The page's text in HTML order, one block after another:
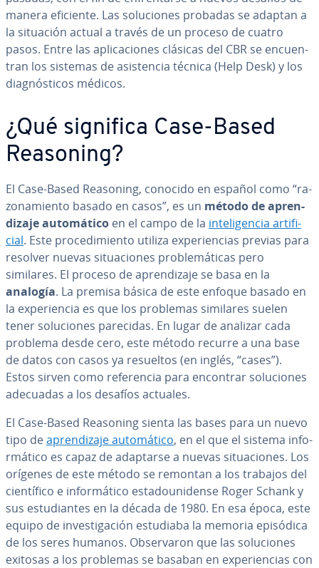
manera eficiente. Las so­lu­cio­nes probadas se adaptan a
la situación actual a través de un proceso de cuatro
pasos. Entre las apli­ca­cio­nes clásicas del CBR se en­cue­n­
tran los sistemas de asi­s­te­n­cia técnica (Help Desk) y los
dia­g­nó­s­ti­cos médicos.
¿Qué significa Case-Based
Reasoning?
El Case-Based Reasoning, conocido en español como “ra­
zo­na­mie­n­to basado en casos”, es un método de apre­n­
di­za­je au­to­má­ti­co en el campo de la in­te­li­ge­n­cia ar­ti­fi­
cial. Este pro­ce­di­mie­n­to utiliza ex­pe­rie­n­cias previas para
resolver nuevas si­tua­cio­nes pro­ble­má­ti­cas pero
similares. El proceso de apre­n­di­za­je se basa en la
analogía. La premisa básica de este enfoque basado en
la ex­pe­rie­n­cia es que los problemas similares suelen
tener so­lu­cio­nes parecidas. En lugar de analizar cada
problema desde cero, este método recurre a una base
de datos con casos ya resueltos (en inglés, “cases”).
Estos sirven como re­fe­re­n­cia para encontrar so­lu­cio­nes
adecuadas a los desafíos actuales.
El Case-Based Reasoning sienta las bases para un nuevo
tipo deapre­n­di­za­je au­to­má­ti­co, en el que el sistema in­fo­
r­má­ti­co es capaz de adaptarse a nuevas si­tua­cio­nes. Los
orígenes de este método se remontan a los trabajos del
cie­n­tí­fi­co e in­fo­r­má­ti­co es­ta­dou­ni­de­n­se Roger Schank y
sus es­tu­dia­n­tes en la década de 1980. En esa época, este
equipo de in­ve­s­ti­ga­ción estudiaba la memoria episódica
de los seres humanos. Ob­se­r­va­ron que las so­lu­cio­nes
exitosas a los problemas se basaban en ex­pe­rie­n­cias con